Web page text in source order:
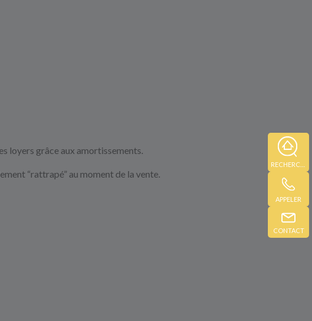
APPELER
CONTACT
loyers grâce aux amortissements.
“rattrapé” au moment de la vente.